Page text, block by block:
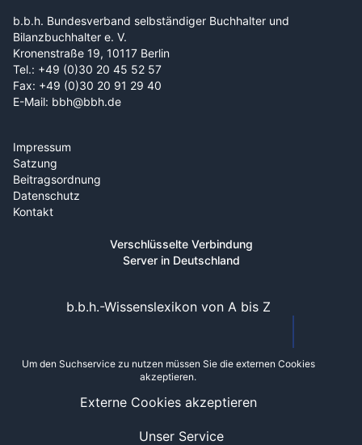
b.b.h. Bundesverband selbständiger Buchhalter und
Bilanzbuchhalter e. V.
Kronenstraße 19, 10117 Berlin
Tel.: +49 (0)30 20 45 52 57
Fax: +49 (0)30 20 91 29 40
E-Mail: bbh@bbh.de
Impressum
Satzung
Beitragsordnung
Datenschutz
Kontakt
Verschlüsselte Verbindung
Server in Deutschland
Unser Service
b.b.h.-Wissenslexikon von A bis Z
Um den Suchservice zu nutzen müssen Sie die externen Cookies
akzeptieren.
Externe Cookies akzeptieren